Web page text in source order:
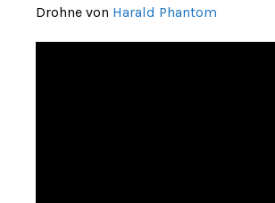
Drohne von Harald Phantom